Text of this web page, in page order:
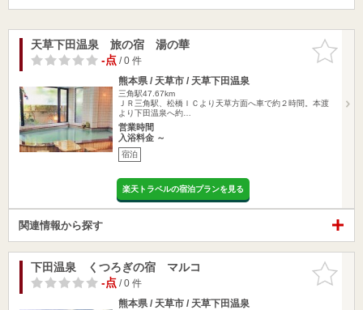
お気に入
りに追加
天草下田温泉 旅の宿 湯の華
-点/ 0 件
熊本県 / 天草市 / 天草下田温泉
三角駅47.67km
ＪＲ三角駅、松橋ＩＣより天草方面へ車で約２時間。本渡
より下田温泉へ約…
営業時間
入浴料金 ～
宿泊
楽天トラベルの宿泊プランを見る
関連情報から探す
お気に入
りに追加
下田温泉 くつろぎの宿 マルコ
-点/ 0 件
熊本県 / 天草市 / 天草下田温泉